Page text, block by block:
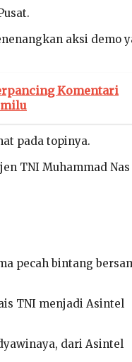
aksi demo
Komentari
pada topinya.
TNI Muhammad Nas
pecah bintang
TNI menjadi Asintel
dari Asintel